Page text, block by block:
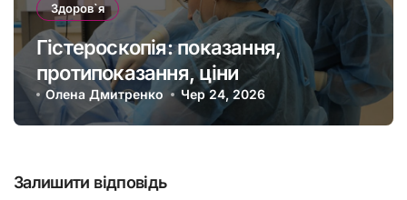
Здоров`я
Гістероскопія: показання,
протипоказання, ціни
Олена Дмитренко Чер 24, 2026
Залишити відповідь